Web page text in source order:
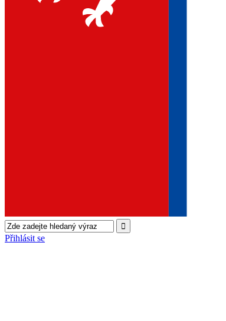
Přihlásit se